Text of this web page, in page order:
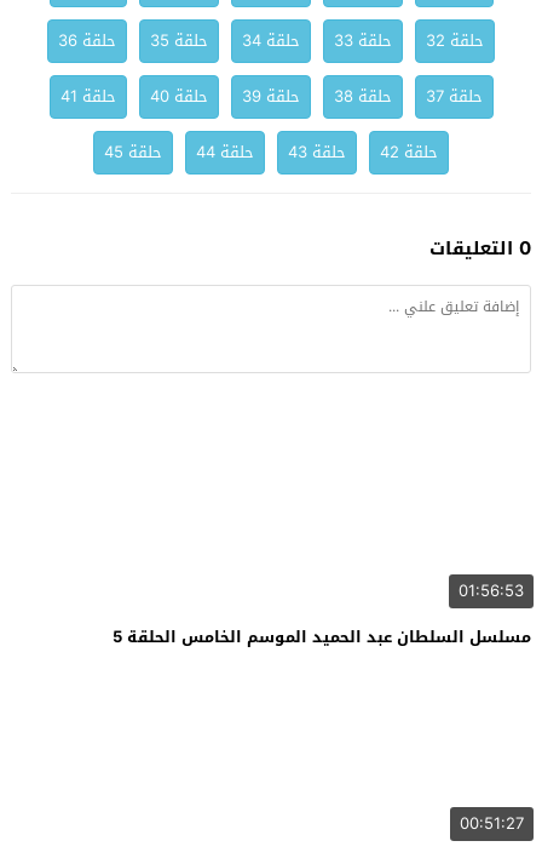
حلقة 32
حلقة 33 حلقة 34 حلقة 35
حلقة 36
حلقة 37
حلقة 38 حلقة 39 حلقة 40
حلقة 41
حلقة 42
حلقة 43 حلقة 44 حلقة 45
0 التعليقات
01:56:53
مسلسل السلطان عبد الحميد الموسم الخامس الحلقة 5
00:51:27